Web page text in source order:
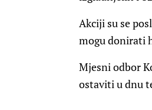
Akciji su se
mogu donirati
Mjesni odbor
ostaviti u dnu